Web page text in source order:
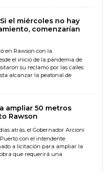
el miércoles no hay
comenzarían
en Rawson con la
el inicio de la pandemia de
su reclamo por las calles
alcanzar la peatonal de
ampliar 50 metros
Rawson
atrás, el Gobernador Arcioni
con el intendente
a licitación para ampliar la
que requerirá una